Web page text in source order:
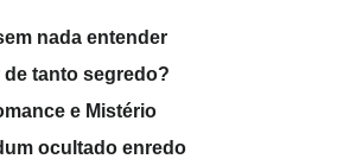
nada entender
de tanto segredo?
e Mistério
ocultado enredo